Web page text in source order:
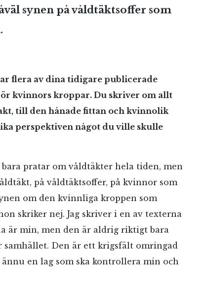
synen på våldtäktsoffer som
flera av dina tidigare publicerade
kvinnors kroppar. Du skriver om allt
till den hånade fittan och kvinnolik
perspektiven något du ville skulle
pratar om våldtäkter hela tiden, men
på våldtäktsoffer, på kvinnor som
om den kvinnliga kroppen som
skriker nej. Jag skriver i en av texterna
är min, men den är aldrig riktigt bara
Den är ett krigsfält omringad
en lag som ska kontrollera min och